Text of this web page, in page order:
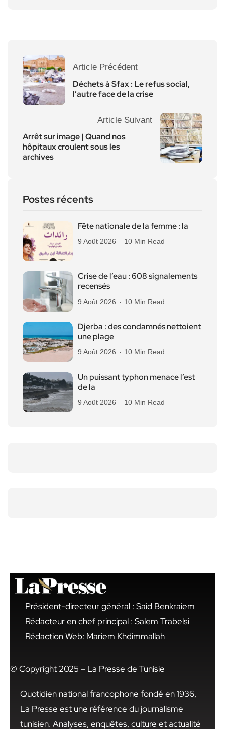
Article Précédent
Déchets à Sfax : Le refus social,
l’autre face de la crise
Article Suivant
Arrêt sur image | Quand nos
hôpitaux croulent sous les
archives
Postes récents
Fête nationale de la femme : la
9 Août 2026 10 Min Read
Crise de l’eau : 608 signalements
recensés
9 Août 2026 10 Min Read
Djerba : des condamnés nettoient
une plage
9 Août 2026 10 Min Read
Un puissant typhon menace l’est
de la
9 Août 2026 10 Min Read
Président-directeur général : Said Benkraiem
Rédacteur en chef principal : Salem Trabelsi
Rédaction Web: Mariem Khdimmallah
© Copyright 2025 – La Presse de Tunisie
Quotidien national francophone fondé en 1936,
La Presse est une référence du journalisme
tunisien. Analyses, enquêtes, culture et actualité